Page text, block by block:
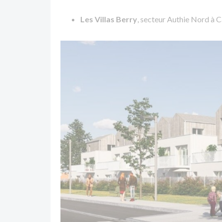
Les Villas Berry, secteur Authie Nord à